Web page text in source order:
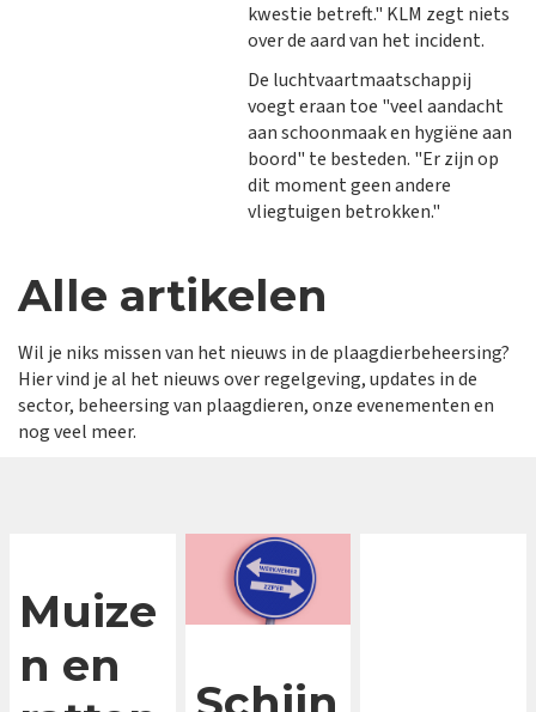
kwestie betreft." KLM zegt niets
over de aard van het incident.
De luchtvaartmaatschappij
voegt eraan toe "veel aandacht
aan schoonmaak en hygiëne aan
boord" te besteden. "Er zijn op
dit moment geen andere
vliegtuigen betrokken."
Alle artikelen
Wil je niks missen van het nieuws in de plaagdierbeheersing?
Hier vind je al het nieuws over regelgeving, updates in de
sector, beheersing van plaagdieren, onze evenementen en
nog veel meer.
Muize
n en